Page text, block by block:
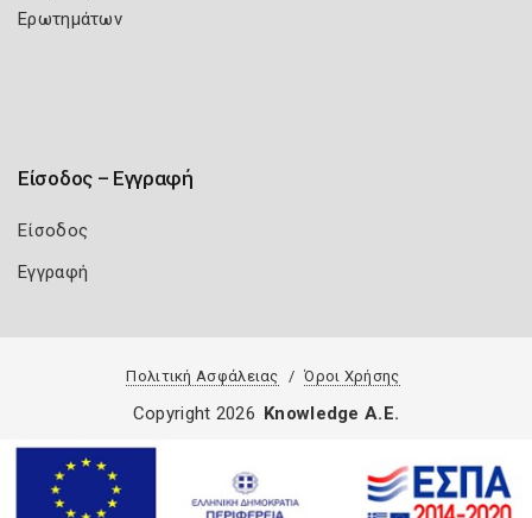
Ερωτημάτων
Είσοδος – Εγγραφή
Είσοδος
Εγγραφή
Πολιτική Ασφάλειας Όροι Χρήσης
Copyright 2026 Knowledge A.E.